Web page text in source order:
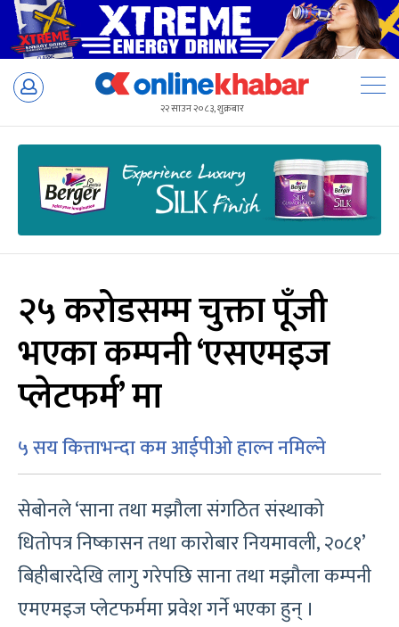
Skip
२२ साउन २०८३, शुक्रबार
२५ करोडसम्म चुक्ता पूँजी
भएका कम्पनी ‘एसएमइज
प्लेटफर्म’ मा
५ सय कित्ताभन्दा कम आईपीओ हाल्न नमिल्ने
सेबोनले ‘साना तथा मझौला संगठित संस्थाको
धितोपत्र निष्कासन तथा कारोबार नियमावली, २०८१’
बिहीबारदेखि लागु गरेपछि साना तथा मझौला कम्पनी
एमएमइज प्लेटफर्ममा प्रवेश गर्ने भएका हुन् ।